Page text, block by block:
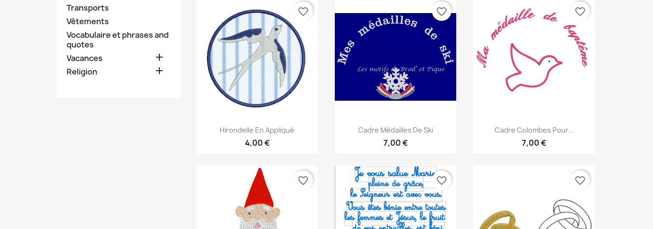
Transports
Vêtements
Vocabulaire et phrases and
quotes
Vacances

Religion 
Aperçu rapide
Hirondelle En Appliqué
4,00 €
favorite_border
Aperçu rapide
Cadre Médailles De Ski
7,00 €
favorite_border
Aperçu rapide
Cadre Colombes Pour...
7,00 €
favorite_border
favorite_border favorite_border favorite_border